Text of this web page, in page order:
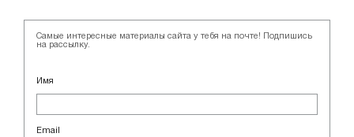
Самые интересные материалы сайта у тебя на почте! Подпишись
на рассылку.
Имя
Email